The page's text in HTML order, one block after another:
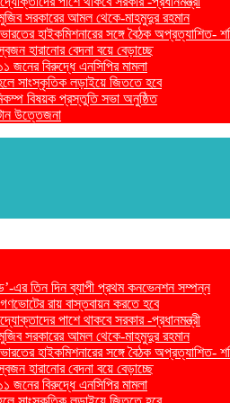
সরকারের আমল থেকে-মাহমুদুর রহমান
ভারতের হাইকমিশনারের সঙ্গে বৈঠক অপ্রত্যাশিত-
হারানোর বেদনা বয়ে বেড়াচ্ছে
জনের বিরুদ্ধে এনসিপির মামলা
সাংস্কৃতিক লড়াইয়ে জিততে হবে
বিষয়ক প্রস্তুতি সভা অনুষ্ঠিত
উত্তেজনা
এর তিন দিন ব্যাপী প্রথম কনভেনশন সম্পন্ন
রায় বাস্তবায়ন করতে হবে
পাশে থাকবে সরকার -প্রধানমন্ত্রী
সরকারের আমল থেকে-মাহমুদুর রহমান
ভারতের হাইকমিশনারের সঙ্গে বৈঠক অপ্রত্যাশিত-
হারানোর বেদনা বয়ে বেড়াচ্ছে
জনের বিরুদ্ধে এনসিপির মামলা